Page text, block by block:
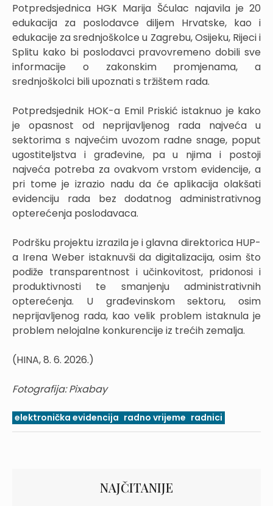
Potpredsjednica HGK Marija Šćulac najavila je 20
edukacija za poslodavce diljem Hrvatske, kao i
edukacije za srednjoškolce u Zagrebu, Osijeku, Rijeci i
Splitu kako bi poslodavci pravovremeno dobili sve
informacije o zakonskim promjenama, a
srednjoškolci bili upoznati s tržištem rada.
Potpredsjednik HOK-a Emil Priskić istaknuo je kako
je opasnost od neprijavljenog rada najveća u
sektorima s najvećim uvozom radne snage, poput
ugostiteljstva i građevine, pa u njima i postoji
najveća potreba za ovakvom vrstom evidencije, a
pri tome je izrazio nadu da će aplikacija olakšati
evidenciju rada bez dodatnog administrativnog
opterećenja poslodavaca.
Podršku projektu izrazila je i glavna direktorica HUP-
a Irena Weber istaknuvši da digitalizacija, osim što
podiže transparentnost i učinkovitost, pridonosi i
produktivnosti te smanjenju administrativnih
opterećenja. U građevinskom sektoru, osim
neprijavljenog rada, kao velik problem istaknula je
problem nelojalne konkurencije iz trećih zemalja.
(HINA, 8. 6. 2026.)
Fotografija: Pixabay
elektronička evidencija radno vrijeme radnici
NAJČITANIJE